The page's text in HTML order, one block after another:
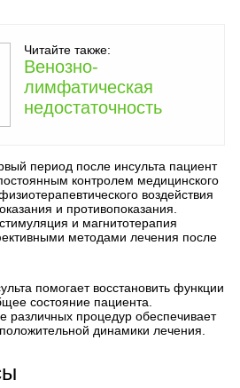
Читайте также:
Венозно-
лимфатическая
недостаточность
период после инсульта пациент
контролем медицинского
воздействия
и противопоказания.
и магнитотерапия
методами лечения после
помогает восстановить функции
состояние пациента.
различных процедур обеспечивает
динамики лечения.